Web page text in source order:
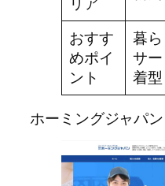
おすす
めポイ
ント
暮
サ
着型
ホーミングジャパン